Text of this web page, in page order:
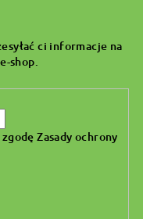
ci informacje na
shop.
zgodęZasady ochrony